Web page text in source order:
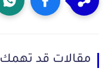
مقالات قد تهمك